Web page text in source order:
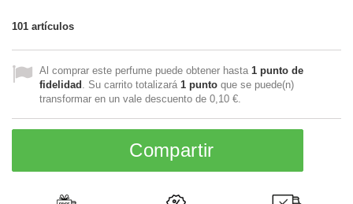
101 artículos
Al comprar este perfume puede obtener hasta 1 punto de
fidelidad . Su carrito totalizará 1 punto que se puede(n)
transformar en un vale descuento de 0,10 €
Compartir